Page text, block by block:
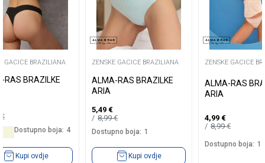
GACICE BRAZILIANA
RAS BRAZILKE
€
Dostupno boja: 4
Kupi ovdje
ZENSKE GACICE BRAZILIANA
ALMA-RAS BRAZILKE
ARIA
5,49 €
8,99€
Dostupno boja: 1
Kupi ovdje
ZENSKE GACICE
ALMA-RAS
ARIA
4,99 €
8,99€
Dostupno boja: 1